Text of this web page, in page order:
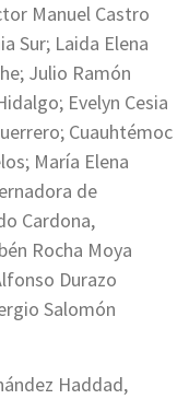
Manuel Castro
Sur; Laida Elena
Julio Ramón
Evelyn Cesia
Cuauhtémoc
María Elena
de
Cardona,
Rocha Moya
Durazo
Salomón
Haddad,